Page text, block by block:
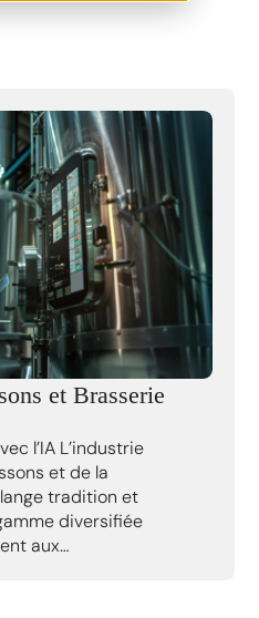
et Brasserie
l’IA L’industrie
et de la
tradition et
diversifiée
aux…